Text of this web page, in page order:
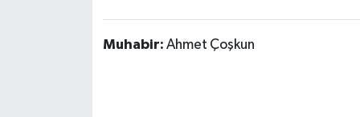
Muhabir: Ahmet Çoşkun